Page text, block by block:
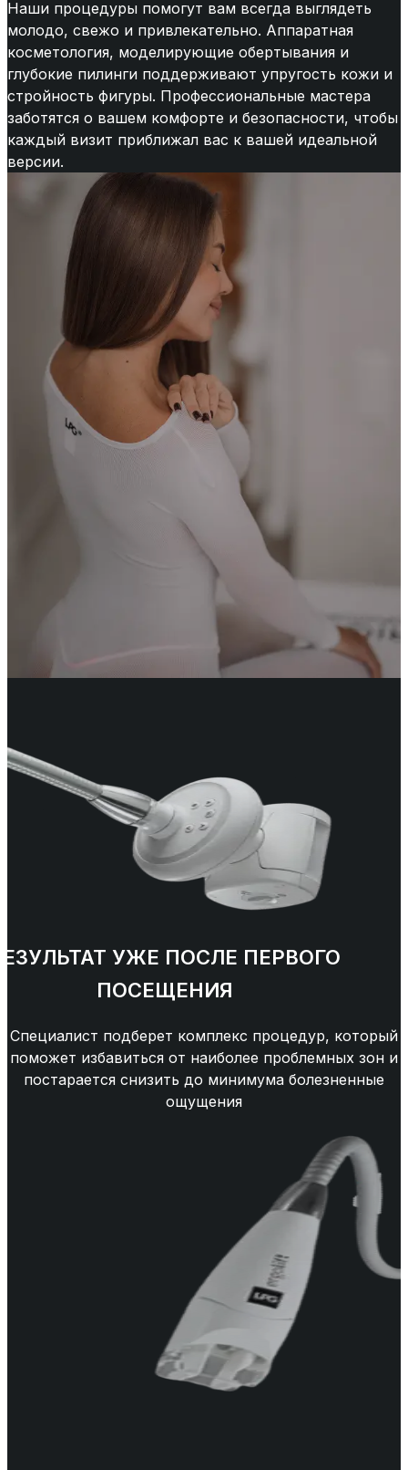
Наши процедуры помогут вам всегда выглядеть
молодо, свежо и привлекательно. Аппаратная
косметология, моделирующие обертывания и
глубокие пилинги поддерживают упругость кожи и
стройность фигуры. Профессиональные мастера
заботятся о вашем комфорте и безопасности, чтобы
каждый визит приближал вас к вашей идеальной
версии.
УЖЕ ПОСЛЕ ПЕРВОГО
ПОСЕЩЕНИЯ
Специалист подберет комплекс процедур, который
поможет избавиться от наиболее проблемных зон и
постарается снизить до минимума болезненные
ощущения